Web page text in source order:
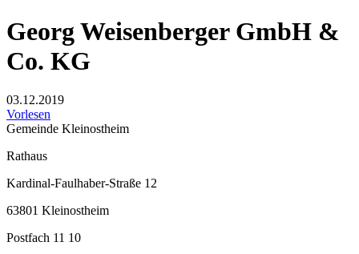
Georg Weisenberger GmbH &
Co. KG
03.12.2019
Vorlesen
Gemeinde Kleinostheim
Rathaus
Kardinal-Faulhaber-Straße 12
63801 Kleinostheim
Postfach 11 10